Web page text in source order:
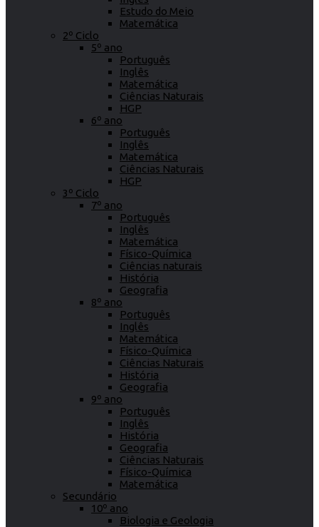
Estudo do Meio
Matemática
2º Ciclo
5º ano
Português
Inglês
Matemática
Ciências Naturais
HGP
6º ano
Português
Inglês
Matemática
Ciências Naturais
HGP
3º Ciclo
7º ano
Português
Inglês
Matemática
Físico-Química
Ciências naturais
História
Geografia
8º ano
Português
Inglês
Matemática
Físico-Química
Ciências Naturais
História
Geografia
9º ano
Português
Inglês
História
Geografia
Ciências Naturais
Físico-Química
Matemática
Secundário
10º ano
Biologia e Geologia